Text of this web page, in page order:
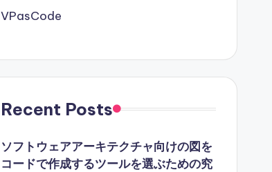
VPasCode
Recent Posts
ソフトウェアアーキテクチャ向けの図を
コードで作成するツールを選ぶための究